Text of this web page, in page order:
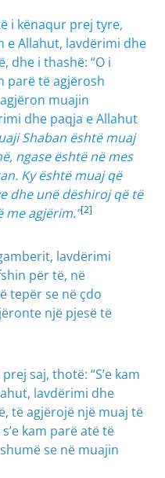
i kënaqur prej tyre,
e Allahut, lavdërimi dhe
dhe i thashë: “O i
parë të agjërosh
muajin
dhe paqja e Allahut
Shaban është muaj
ngase është në mes
Ky është muaj që
dhe unë dëshiroj që të
agjërim.”[2]
lavdërimi
për të, në
tepër se në çdo
një pjesë të
saj, thotë: “S’e kam
lavdërimi dhe
të agjërojë një muaj të
kam parë atë të
se në muajin